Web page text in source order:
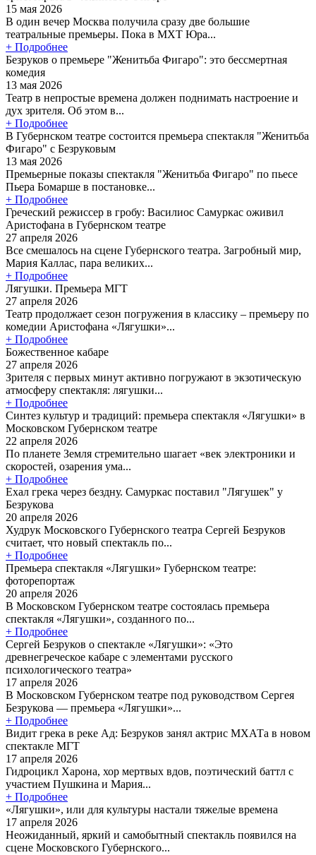
15 мая 2026
В один вечер Москва получила сразу две большие
театральные премьеры. Пока в МХТ Юра...
+ Подробнее
Безруков о премьере "Женитьба Фигаро": это бессмертная
комедия
13 мая 2026
Театр в непростые времена должен поднимать настроение и
дух зрителя. Об этом в...
+ Подробнее
В Губернском театре состоится премьера спектакля "Женитьба
Фигаро" с Безруковым
13 мая 2026
Премьерные показы спектакля "Женитьба Фигаро" по пьесе
Пьера Бомарше в постановке...
+ Подробнее
Греческий режиссер в гробу: Василиос Самуркас оживил
Аристофана в Губернском театре
27 апреля 2026
Все смешалось на сцене Губернского театра. Загробный мир,
Мария Каллас, пара великих...
+ Подробнее
Лягушки. Премьера МГТ
27 апреля 2026
Театр продолжает сезон погружения в классику – премьеру по
комедии Аристофана «Лягушки»...
+ Подробнее
Божественное кабаре
27 апреля 2026
Зрителя с первых минут активно погружают в экзотическую
атмосферу спектакля: лягушки...
+ Подробнее
Синтез культур и традиций: премьера спектакля «Лягушки» в
Московском Губернском театре
22 апреля 2026
По планете Земля стремительно шагает «век электроники и
скоростей, озарения ума...
+ Подробнее
Ехал грека через бездну. Самуркас поставил "Лягушек" у
Безрукова
20 апреля 2026
Худрук Московского Губернского театра Сергей Безруков
считает, что новый спектакль по...
+ Подробнее
Премьера спектакля «Лягушки» Губернском театре:
фоторепортаж
20 апреля 2026
В Московском Губернском театре состоялась премьера
спектакля «Лягушки», созданного по...
+ Подробнее
Сергей Безруков о спектакле «Лягушки»: «Это
древнегреческое кабаре с элементами русского
психологического театра»
17 апреля 2026
В Московском Губернском театре под руководством Сергея
Безрукова — премьера «Лягушки»...
+ Подробнее
Видит грека в реке Ад: Безруков занял актрис МХАТа в новом
спектакле МГТ
17 апреля 2026
Гидроцикл Харона, хор мертвых вдов, поэтический баттл с
участием Пушкина и Мария...
+ Подробнее
«Лягушки», или для культуры настали тяжелые времена
17 апреля 2026
Неожиданный, яркий и самобытный спектакль появился на
сцене Московского Губернского...